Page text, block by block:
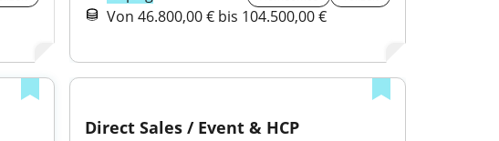
Von 46.800,00 € bis 104.500,00 €
Direct Sales / Event & HCP